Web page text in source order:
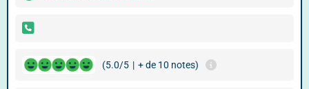
(5.0/5 | + de 10 notes)